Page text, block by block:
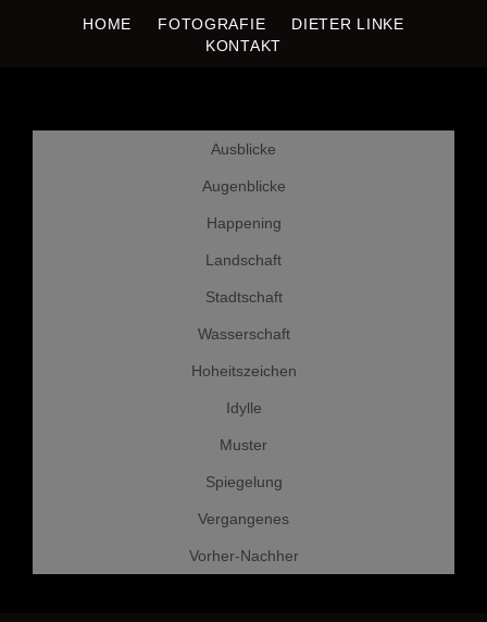
HOME FOTOGRAFIE
DIETER LINKE
KONTAKT
DIETER LINKE
Ausblicke
Augenblicke
Happening
Landschaft
Stadtschaft
Wasserschaft
Hoheitszeichen
Idylle
Muster
Spiegelung
Vergangenes
Vorher-Nachher